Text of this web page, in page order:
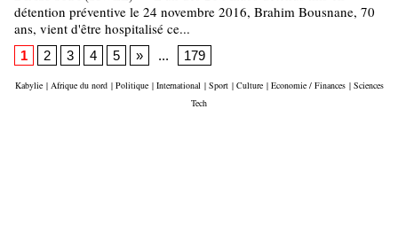
détention préventive le 24 novembre 2016, Brahim Bousnane, 70
ans, vient d'être hospitalisé ce...
1 2 3 4 5 » ... 179
Kabylie | Afrique du nord | Politique | International | Sport | Culture | Economie / Finances | Sciences
Tech